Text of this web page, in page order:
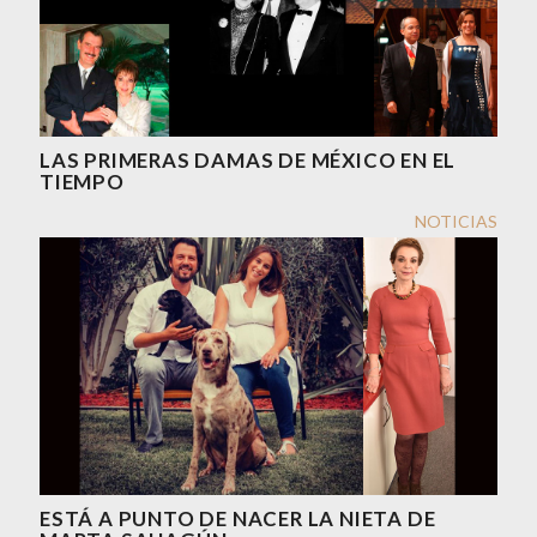
LAS PRIMERAS DAMAS DE MÉXICO EN EL
TIEMPO
NOTICIAS
ESTÁ A PUNTO DE NACER LA NIETA DE